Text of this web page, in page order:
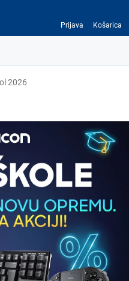
Prijava Košarica
2026